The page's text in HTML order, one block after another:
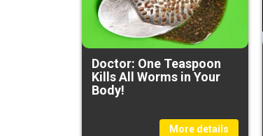
Doctor: One Teaspoon
Kills All Worms in Your
Body!
More details